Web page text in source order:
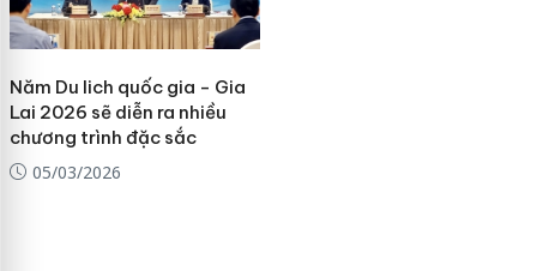
Năm Du lich quốc gia - Gia
Lai 2026 sẽ diễn ra nhiều
chương trình đặc sắc
05/03/2026